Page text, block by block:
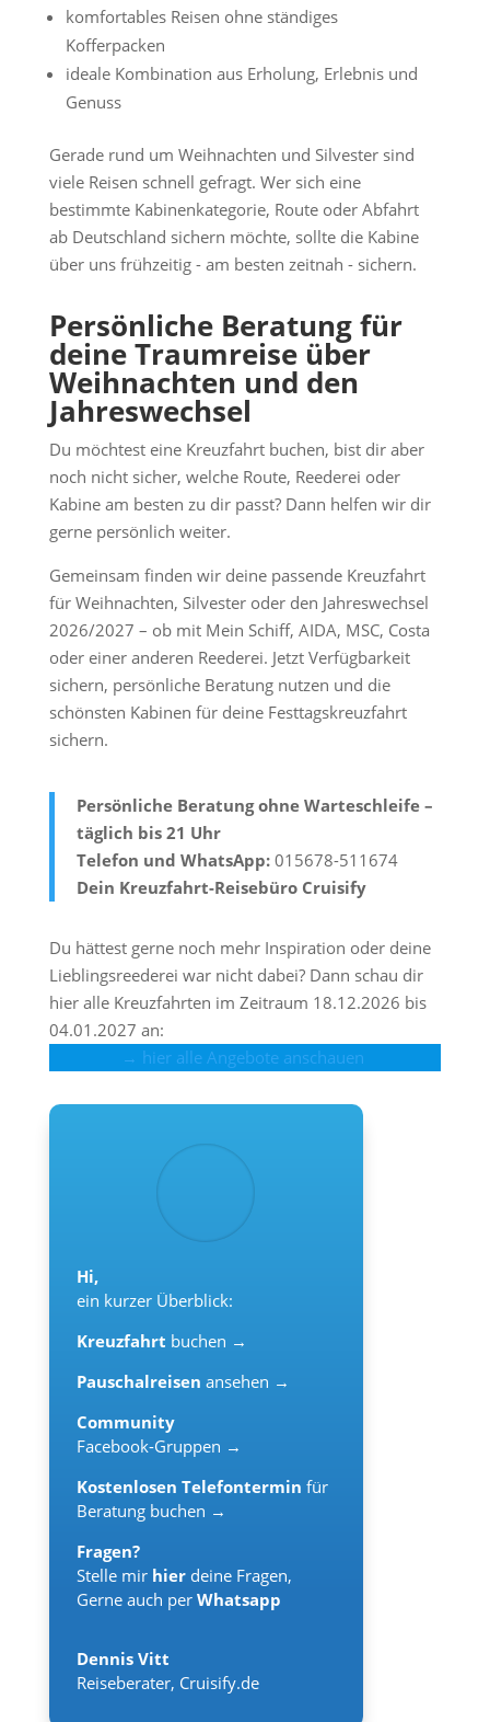
komfortables Reisen ohne ständiges
Kofferpacken
ideale Kombination aus Erholung, Erlebnis und
Genuss
Gerade rund um Weihnachten und Silvester sind
viele Reisen schnell gefragt. Wer sich eine
bestimmte Kabinenkategorie, Route oder Abfahrt
ab Deutschland sichern möchte, sollte die Kabine
über uns frühzeitig - am besten zeitnah - sichern.
Persönliche Beratung für
deine Traumreise über
Weihnachten und den
Jahreswechsel
Du möchtest eine Kreuzfahrt buchen, bist dir aber
noch nicht sicher, welche Route, Reederei oder
Kabine am besten zu dir passt? Dann helfen wir dir
gerne persönlich weiter.
Gemeinsam finden wir deine passende Kreuzfahrt
für Weihnachten, Silvester oder den Jahreswechsel
2026/2027 – ob mit Mein Schiff, AIDA, MSC, Costa
oder einer anderen Reederei. Jetzt Verfügbarkeit
sichern, persönliche Beratung nutzen und die
schönsten Kabinen für deine Festtagskreuzfahrt
sichern.
Persönliche Beratung ohne Warteschleife –
täglich bis 21 Uhr
Telefon und WhatsApp:015678-511674
Dein Kreuzfahrt-Reisebüro Cruisify
Du hättest gerne noch mehr Inspiration oder deine
Lieblingsreederei war nicht dabei? Dann schau dir
hier alle Kreuzfahrten im Zeitraum 18.12.2026 bis
04.01.2027 an:
→ hier alle Angebote anschauen
Hi,
ein kurzer Überblick:
Kreuzfahrt buchen →
Pauschalreisen ansehen →
Community
Facebook-Gruppen →
Kostenlosen Telefontermin für
Beratung buchen →
Fragen?
Stelle mir hier deine Fragen,
Gerne auch per Whatsapp
Dennis Vitt
Reiseberater, Cruisify.de